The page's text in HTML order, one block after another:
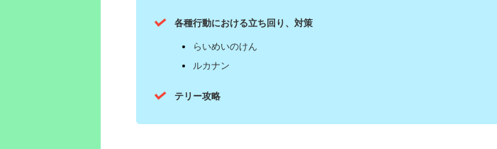
各種行動における立ち回り、対策
らいめいのけん
ルカナン
テリー攻略